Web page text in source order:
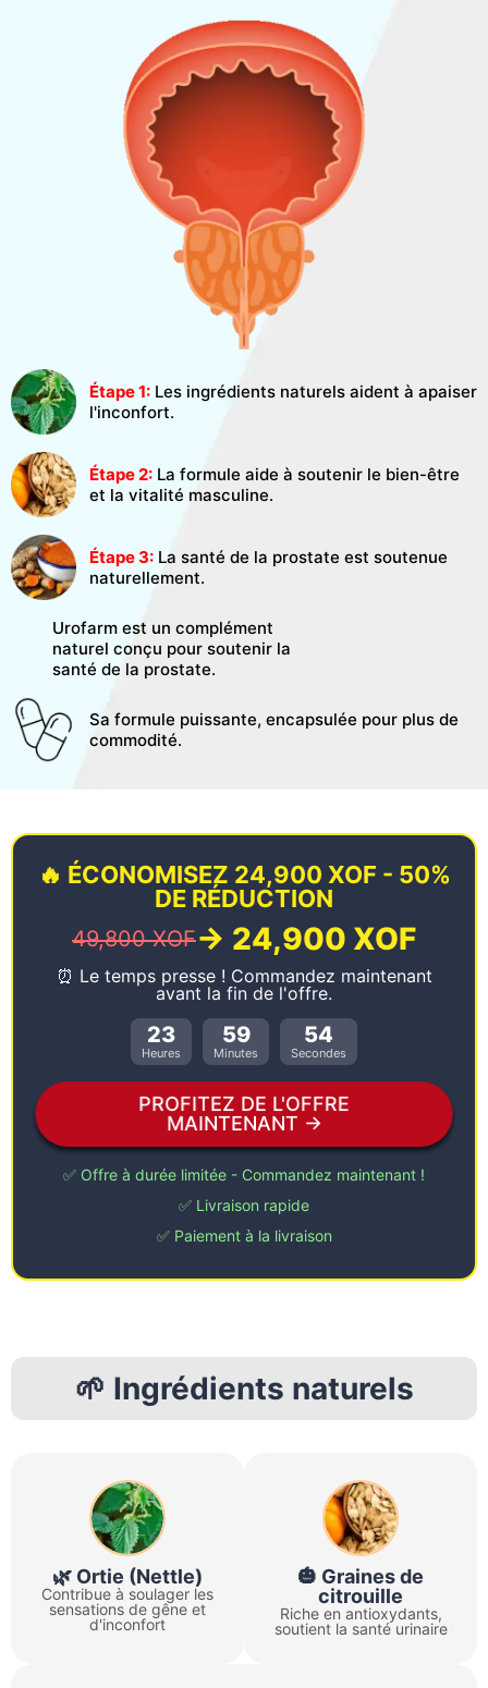
Étape 1: Les ingrédients naturels aident à apaiser
l'inconfort.
Étape 2: La formule aide à soutenir le bien-être
et la vitalité masculine.
Étape 3: La santé de la prostate est soutenue
naturellement.
Urofarm est un complément
naturel conçu pour soutenir la
santé de la prostate.
Sa formule puissante, encapsulée pour plus de
commodité.
🔥 ÉCONOMISEZ 24,900 XOF - 50%
DE RÉDUCTION
49,800 XOF→ 24,900 XOF
⏰ Le temps presse ! Commandez maintenant
avant la fin de l'offre.
23
Heures
59
Minutes
53
Secondes
PROFITEZ DE L'OFFRE
MAINTENANT →
✅ Offre à durée limitée - Commandez maintenant !
✅ Livraison rapide
✅ Paiement à la livraison
🌱 Ingrédients naturels
🌿 Ortie (Nettle)
Contribue à soulager les
sensations de gêne et
d'inconfort
🎃 Graines de
citrouille
Riche en antioxydants,
soutient la santé urinaire